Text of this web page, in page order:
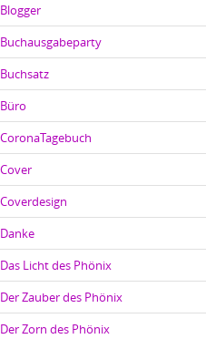
Blogger
Buchausgabeparty
Buchsatz
Büro
CoronaTagebuch
Cover
Coverdesign
Danke
Das Licht des Phönix
Der Zauber des Phönix
Der Zorn des Phönix